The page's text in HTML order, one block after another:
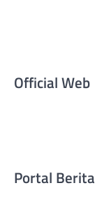
Official Web
Portal Berita